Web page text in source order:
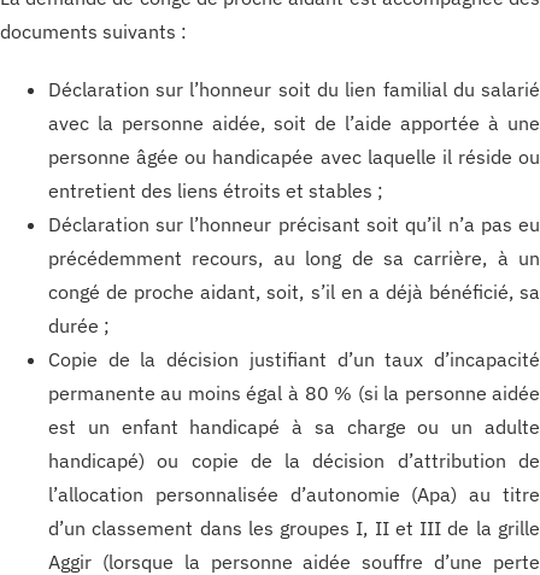
documents suivants :
Déclaration sur l’honneur soit du lien familial du salarié
avec la personne aidée, soit de l’aide apportée à une
personne âgée ou handicapée avec laquelle il réside ou
entretient des liens étroits et stables ;
Déclaration sur l’honneur précisant soit qu’il n’a pas eu
précédemment recours, au long de sa carrière, à un
congé de proche aidant, soit, s’il en a déjà bénéficié, sa
durée ;
Copie de la décision justifiant d’un taux d’incapacité
permanente au moins égal à 80 % (si la personne aidée
est un enfant handicapé à sa charge ou un adulte
handicapé) ou copie de la décision d’attribution de
l’allocation personnalisée d’autonomie (Apa) au titre
d’un classement dans les groupes I, II et III de la grille
Aggir (lorsque la personne aidée souffre d’une perte